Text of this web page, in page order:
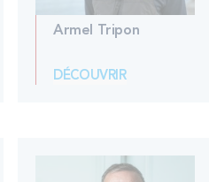
Armel Tripon
DÉCOUVRIR